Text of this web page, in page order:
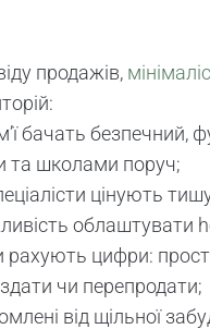
продажів,
бачать
та школами поруч;
цінують
облаштувати
рахують цифри:
чи перепродати;
від щільної